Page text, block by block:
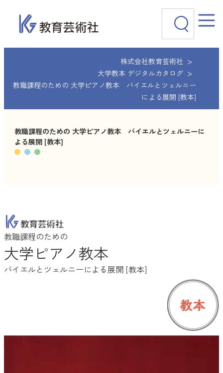
キ
株式会社教育芸術社
大学教本 デジタルカタログ
教職課程のための 大学ピアノ教本 バイエルとツェルニー
による展開 [教本]
教職課程のための 大学ピアノ教本 バイエルとツェルニーに
よる展開 [教本]
教職課程のための
大学ピアノ教本
バイエルとツェルニーによる展開 [教本]